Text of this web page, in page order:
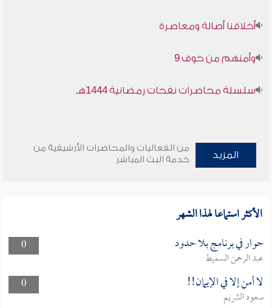
أخلاقنا أصالة ومعاصرة
وأمنهم من خوف 9
سلسلة محاضرات نفحات رمضانية 1444هـ
المزيد
من الفعاليات والمحاضرات الأرشيفية من
خدمة البث المباشر
الأكثر استماعا لهذا الشهر
0 حوار في برنامج بلا حدود
عبد الرحمن السميط
0
لا أمن إلا في الإيمان!!
سعود الشريم